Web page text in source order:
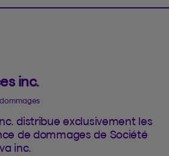
inc.
distribue exclusivement les
de dommages de Société
inc.